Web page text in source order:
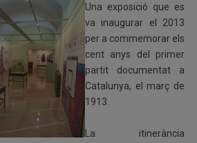
Una exposició que es
va inaugurar el 2013
per a commemorar els
cent anys del primer
partit documentat a
Catalunya, el març de
1913.
La itinerància